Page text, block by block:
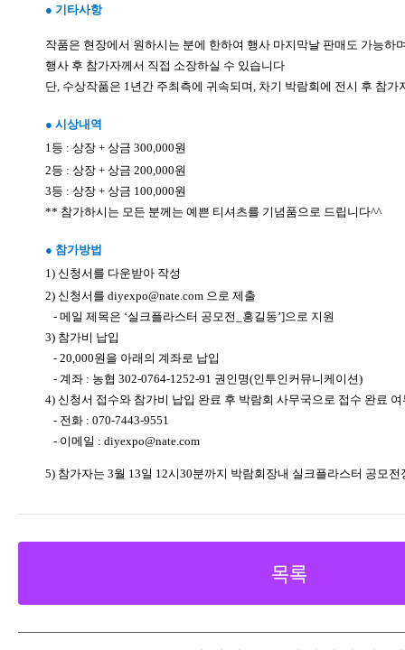
● 기타사항
작품은 현장에서 원하시는 분에 한하여 행사 마지막날 판매도 가능하
행사 후 참가자께서 직접 소장하실 수 있습니다
단, 수상작품은 1년간 주최측에 귀속되며, 차기 박람회에 전시 후 참가
● 시상내역
1등 : 상장 + 상금 300,000원
2등 : 상장 + 상금 200,000원
3등 : 상장 + 상금 100,000원
** 참가하시는 모든 분께는 예쁜 티셔츠를 기념품으로 드립니다^^
● 참가방법
1) 신청서를 다운받아 작성
2) 신청서를 diyexpo@nate.com 으로 제출
- 메일 제목은 ‘실크플라스터 공모전 홍길동’]으로 지원
3) 참가비 납입
- 20,000원을 아래의 계좌로 납입
- 계좌 : 농협 302-0764-1252-91 권인명(인투인커뮤니케이션)
4) 신청서 접수와 참가비 납입 완료 후 박람회 사무국으로 접수 완료
- 전화 : 070-7443-9551
- 이메일 : diyexpo@nate.com
5) 참가자는 3월 13일 12시30분까지 박람회장내 실크플라스터 공모전
목록